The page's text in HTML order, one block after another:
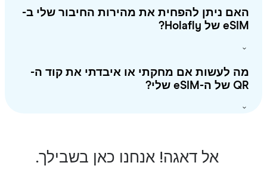
ניתן להפחית את מהירות החיבור שלי ב-
לעשות אם מחקתי או איבדתי את קוד ה-
אל דאגה! אנחנו כאן בשבילך.